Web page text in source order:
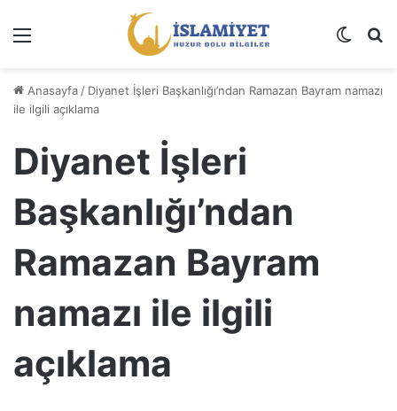
Dış
Anasayfa / Diyanet İşleri Başkanlığı’ndan Ramazan Bayram namazı
ile ilgili açıklama
Diyanet İşleri
Başkanlığı’ndan
Ramazan Bayram
namazı ile ilgili
açıklama